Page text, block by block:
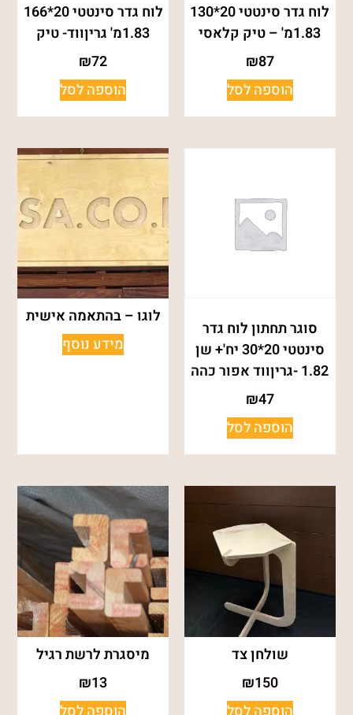
לוח גדר סינטטי 20*130
1.83מ' – טיק קלאסי
₪87
הוספה לסל
לוח גדר סינטטי 20*166
1.83מ' גריןווד- טיק
₪72
הוספה לסל
סוגר תחתון לוח גדר
סינטטי 20*30 יח'+ שן
1.82 -גריןווד אפור כהה
₪47
הוספה לסל
לוגו – בהתאמה אישית
מידע נוסף
שולחן צד
₪150
מיסגרת לרשת רגיל
₪13